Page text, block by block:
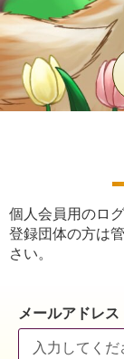
個人会員用のロ
登録団体の方は
さい。
メールアドレス